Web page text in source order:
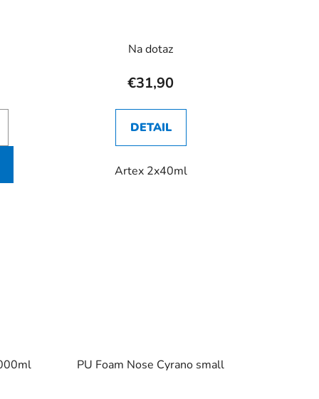
Na dotaz
€31,90
DETAIL
Artex 2x40ml
PU Foam Nose Cyrano small